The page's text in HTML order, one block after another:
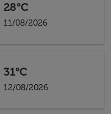
28°C
11/08/2026
31°C
12/08/2026